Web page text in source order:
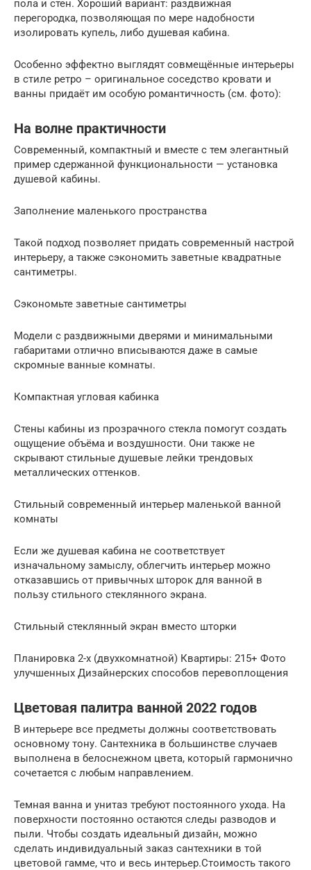
пола и стен. Хороший вариант: раздвижная
перегородка, позволяющая по мере надобности
изолировать купель, либо душевая кабина.
Особенно эффектно выглядят совмещённые интерьеры
в стиле ретро – оригинальное соседство кровати и
ванны придаёт им особую романтичность (см. фото):
На волне практичности
Современный, компактный и вместе с тем элегантный
пример сдержанной функциональности — установка
душевой кабины.
Заполнение маленького пространства
Такой подход позволяет придать современный настрой
интерьеру, а также сэкономить заветные квадратные
сантиметры.
Сэкономьте заветные сантиметры
Модели с раздвижными дверями и минимальными
габаритами отлично вписываются даже в самые
скромные ванные комнаты.
Компактная угловая кабинка
Стены кабины из прозрачного стекла помогут создать
ощущение объёма и воздушности. Они также не
скрывают стильные душевые лейки трендовых
металлических оттенков.
Стильный современный интерьер маленькой ванной
комнаты
Если же душевая кабина не соответствует
изначальному замыслу, облегчить интерьер можно
отказавшись от привычных шторок для ванной в
пользу стильного стеклянного экрана.
Стильный стеклянный экран вместо шторки
Планировка 2-х (двухкомнатной) Квартиры: 215+ Фото
улучшенных Дизайнерских способов перевоплощения
Цветовая палитра ванной 2022 годов
В интерьере все предметы должны соответствовать
основному тону. Сантехника в большинстве случаев
выполнена в белоснежном цвета, который гармонично
сочетается с любым направлением.
Темная ванна и унитаз требуют постоянного ухода. На
поверхности постоянно остаются следы разводов и
пыли. Чтобы создать идеальный дизайн, можно
сделать индивидуальный заказ сантехники в той
цветовой гамме, что и весь интерьер.Стоимость такого